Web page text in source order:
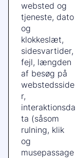
websted og
tjeneste, dato
og
klokkeslæt,
sidesvartider,
fejl, længden
af besøg på
webstedsside
r,
interaktionsda
ta (såsom
rulning, klik
og
musepassage